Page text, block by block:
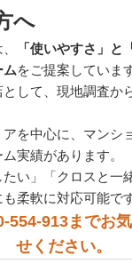
へ
「使いやすさ」と
ムをご提案していま
して、現地調査か
を中心に、マンシ
実績があります。
たい」「クロスと一
柔軟に対応可能です
554-913までお
せください。